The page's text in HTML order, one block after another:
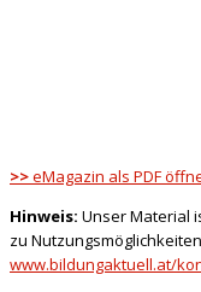
>>eMagazin als PDF
Hinweis: Unser Material
zu
www.bildungaktuell.at/